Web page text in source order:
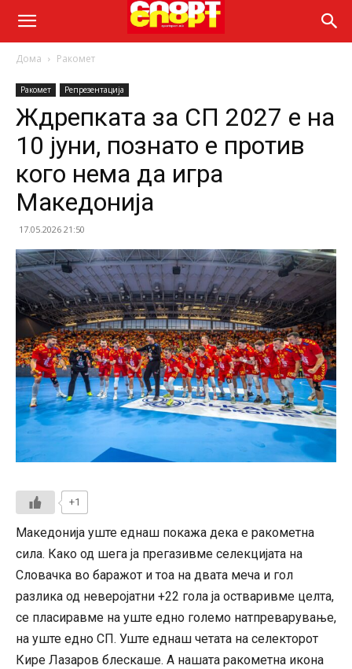
Дома Ракомет
Ракомет Репрезентација
Ждрепката за СП 2027 е на
10 јуни, познато е против
кого нема да игра
Македонија
17.05.2026 21:50
+1
Македонија уште еднаш покажа дека е ракометна
сила. Како од шега ја прегазивме селекцијата на
Словачка во баражот и тоа на двата меча и гол
разлика од неверојатни +22 гола ја остваривме целта,
се пласиравме на уште едно големо натпреварување,
на уште едно СП. Уште еднаш четата на селекторот
Кире Лазаров блескаше. А нашата ракометна икона